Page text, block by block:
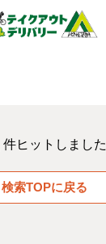
件ヒットしました
検索TOPに戻る